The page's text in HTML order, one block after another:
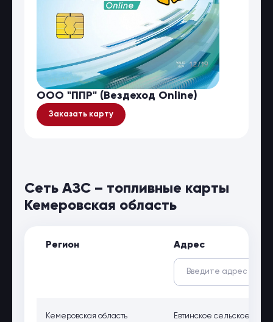
ООО "ППР" (Вездеход Online)
Заказать карту
Сеть АЗС – топливные карты
Кемеровская область
Регион Адрес
Кемеровская область Евтинское сельское